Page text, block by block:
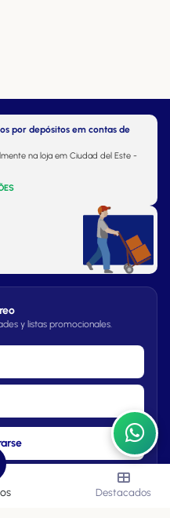
por depósitos em contas de
na loja em Ciudad del Este -
y listas promocionales.
Destacados